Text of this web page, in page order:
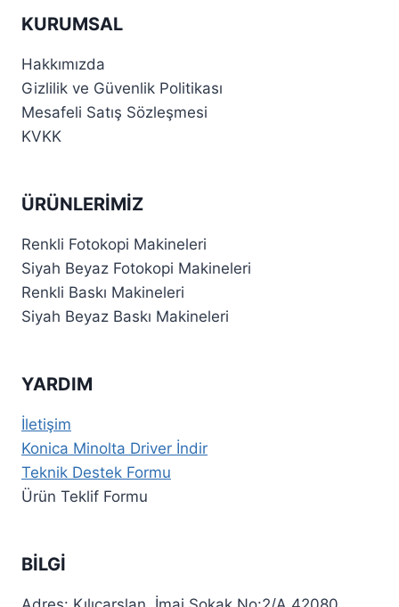
KURUMSAL
Hakkımızda
Gizlilik ve Güvenlik Politikası
Mesafeli Satış Sözleşmesi
KVKK
ÜRÜNLERIMIZ
Renkli Fotokopi Makineleri
Siyah Beyaz Fotokopi Makineleri
Renkli Baskı Makineleri
Siyah Beyaz Baskı Makineleri
YARDIM
İletişim
Konica Minolta Driver İndir
Teknik Destek Formu
Ürün Teklif Formu
BİLGİ